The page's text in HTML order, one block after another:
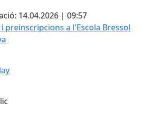
14.04.2026 | 09:57
a l'Escola Bressol